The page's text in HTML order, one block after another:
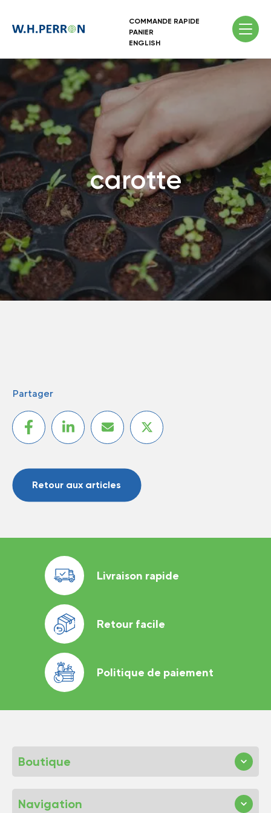
COMMANDE RAPIDE
PANIER
ENGLISH
carotte
Partager
Retour aux articles
Livraison rapide
Retour facile
Politique de paiement
Boutique
Navigation